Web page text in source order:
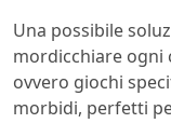
Una possibile
mordicchiare ogni
ovvero giochi
morbidi, perfetti